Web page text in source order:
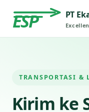
ESP PT
TRANSPORTASI &
Kirim ke